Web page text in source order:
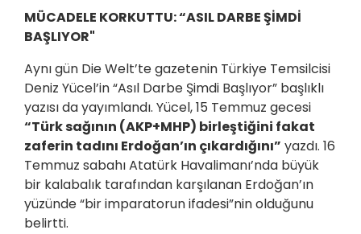
MÜCADELE KORKUTTU: “ASIL DARBE ŞİMDİ
BAŞLIYOR"
Aynı gün Die Welt’te gazetenin Türkiye Temsilcisi
Deniz Yücel’in “Asıl Darbe Şimdi Başlıyor” başlıklı
yazısı da yayımlandı. Yücel, 15 Temmuz gecesi
“Türk sağının (AKP+MHP) birleştiğini fakat
zaferin tadını Erdoğan’ın çıkardığını” yazdı. 16
Temmuz sabahı Atatürk Havalimanı’nda büyük
bir kalabalık tarafından karşılanan Erdoğan’ın
yüzünde “bir imparatorun ifadesi”nin olduğunu
belirtti.